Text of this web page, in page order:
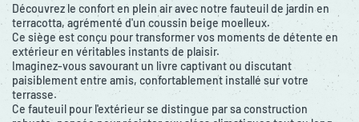
Découvrez le confort en plein air avec notre fauteuil de jardin en
terracotta, agrémenté d'un coussin beige moelleux.
Ce siège est conçu pour transformer vos moments de détente en
extérieur en véritables instants de plaisir.
Imaginez-vous savourant un livre captivant ou discutant
paisiblement entre amis, confortablement installé sur votre
terrasse.
Ce fauteuil pour l'extérieur se distingue par sa construction